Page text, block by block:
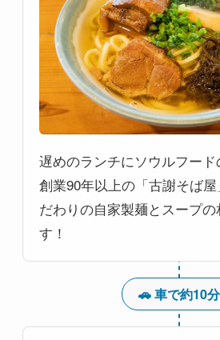
遅めのランチにソウルフード
創業90年以上の「古謝そば
だわりの自家製麺とスープ
す！
🚗 車で約10分